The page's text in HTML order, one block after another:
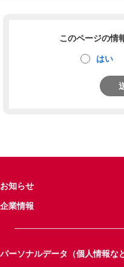
このページの情
はい
お知らせ
企業情報
パーソナルデータ（個人情報な